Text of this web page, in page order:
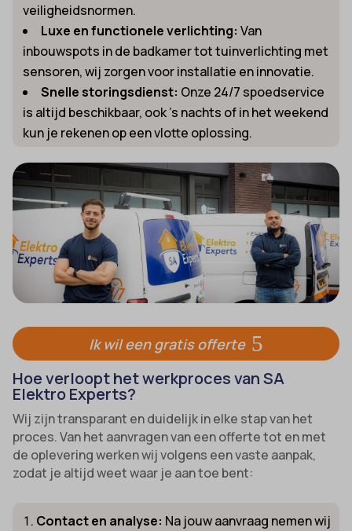
veiligheidsnormen.
Luxe en functionele verlichting: Van
inbouwspots in de badkamer tot tuinverlichting met
sensoren, wij zorgen voor installatie en innovatie.
Snelle storingsdienst: Onze 24/7 spoedservice
is altijd beschikbaar, ook ’s nachts of in het weekend
kun je rekenen op een vlotte oplossing.
Ik wil een gratis offerte
Hoe verloopt het werkproces van SA
Elektro Experts?
Wij zijn transparant en duidelijk in elke stap van het
proces. Van het aanvragen van een offerte tot en met
de oplevering werken wij volgens een vaste aanpak,
zodat je altijd weet waar je aan toe bent:
Contact en analyse: Na jouw aanvraag nemen wij